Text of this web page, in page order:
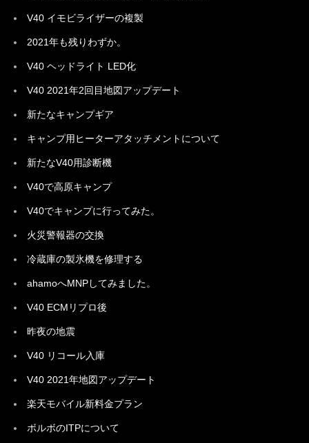
V40 イモビライザーの複製
2021年も残りわずか。
V40 ヘッドライト LED化
V40 2021年2回目地図アップデート
新たなキャンプギア
キャンプ用ヒーターアタッチメントについて
新たなV40用診断機
V40で高原キャンプ
V40でキャンプに行ってみた。
火災警報器の交換
冷蔵庫の製氷機を修理する
ahamoへMNPしてみました。
V40 ECMリプロ後
昨夜の地震
V40 リコール入庫
V40 2021年地図アップデート
楽天モバイル新料金プラン
ボルボのITPについて